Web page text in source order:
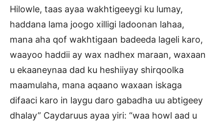
Hilowle, taas ayaa wakhtigeeygi ku lumay,
haddana lama joogo xilligi ladoonan lahaa,
mana aha qof wakhtigaan badeeda lageli karo,
waayoo haddii ay wax nadhex maraan, waxaan
u ekaaneynaa dad ku heshiiyay shirqoolka
maamulaha, mana aqaano waxaan iskaga
difaaci karo in laygu daro gabadha uu abtigeey
dhalay” Caydaruus ayaa yiri: “waa howl aad u